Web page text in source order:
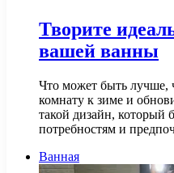
Творите
вашей ванны
Что может быть лучше,
комнату к зиме и
такой дизайн, который
потребностям и
Ванная